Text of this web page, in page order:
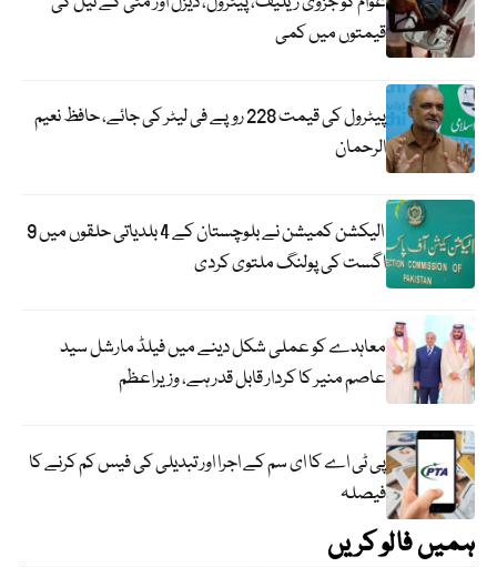
قیمتوں میں کمی
پیٹرول کی قیمت 228 روپے فی لیٹر کی جائے، حافظ نعیم
الرحمان
الیکشن کمیشن نے بلوچستان کے 4 بلدیاتی حلقوں میں 9
اگست کی پولنگ ملتوی کردی
معاہدے کو عملی شکل دینے میں فیلڈ مارشل سید
عاصم منیر کا کردار قابل قدر ہے، وزیراعظم
پی ٹی اے کا ای سم کے اجرا اور تبدیلی کی فیس کم کرنے کا
فیصلہ
ہمیں فالو کریں